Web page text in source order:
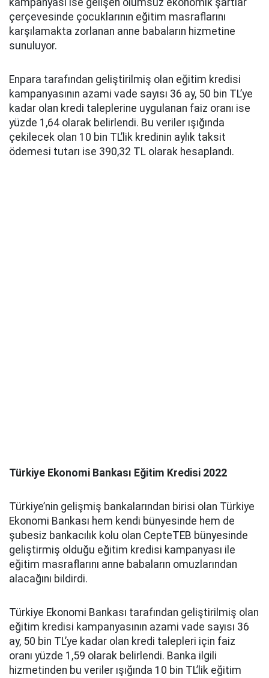
kampanyası ise gelişen olumsuz ekonomik şartlar
çerçevesinde çocuklarının eğitim masraflarını
karşılamakta zorlanan anne babaların hizmetine
sunuluyor.
Enpara tarafından geliştirilmiş olan eğitim kredisi
kampanyasının azami vade sayısı 36 ay, 50 bin TL’ye
kadar olan kredi taleplerine uygulanan faiz oranı ise
yüzde 1,64 olarak belirlendi. Bu veriler ışığında
çekilecek olan 10 bin TL’lik kredinin aylık taksit
ödemesi tutarı ise 390,32 TL olarak hesaplandı.
Türkiye Ekonomi Bankası Eğitim Kredisi 2022
Türkiye’nin gelişmiş bankalarından birisi olan Türkiye
Ekonomi Bankası hem kendi bünyesinde hem de
şubesiz bankacılık kolu olan CepteTEB bünyesinde
geliştirmiş olduğu eğitim kredisi kampanyası ile
eğitim masraflarını anne babaların omuzlarından
alacağını bildirdi.
Türkiye Ekonomi Bankası tarafından geliştirilmiş olan
eğitim kredisi kampanyasının azami vade sayısı 36
ay, 50 bin TL’ye kadar olan kredi talepleri için faiz
oranı yüzde 1,59 olarak belirlendi. Banka ilgili
hizmetinden bu veriler ışığında 10 bin TL’lik eğitim